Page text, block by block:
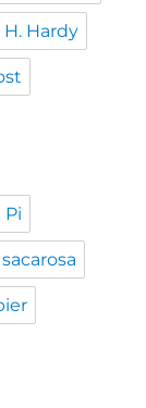
H. Hardy
Pi
sacarosa